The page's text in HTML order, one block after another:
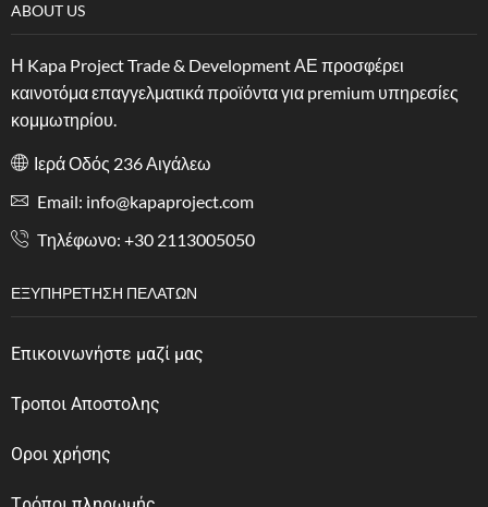
ABOUT US
Η Kapa Project Trade & Development ΑΕ προσφέρει
καινοτόμα επαγγελματικά προϊόντα για premium υπηρεσίες
κομμωτηρίου.
Ιερά Οδός 236 Αιγάλεω
Email: info@kapaproject.com
Tηλέφωνο: +30 2113005050
ΕΞΥΠΗΡΈΤΗΣΗ ΠΕΛΑΤΏΝ
Επικοινωνήστε μαζί μας
Τροποι Αποστολης
Οροι χρήσης